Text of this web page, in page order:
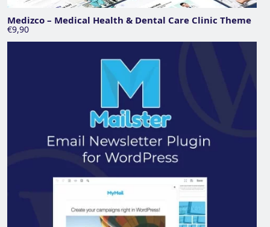
Medizco – Medical Health & Dental Care Clinic Theme
€9,90